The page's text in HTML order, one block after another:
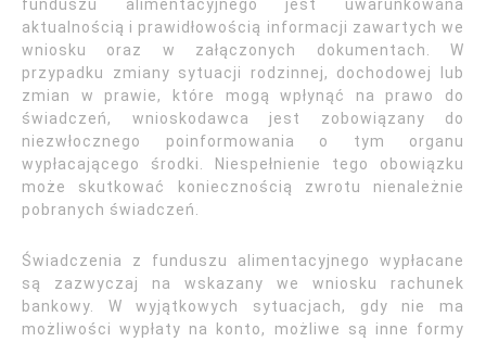
funduszu alimentacyjnego jest uwarunkowana
aktualnością i prawidłowością informacji zawartych we
wniosku oraz w załączonych dokumentach. W
przypadku zmiany sytuacji rodzinnej, dochodowej lub
zmian w prawie, które mogą wpłynąć na prawo do
świadczeń, wnioskodawca jest zobowiązany do
niezwłocznego poinformowania o tym organu
wypłacającego środki. Niespełnienie tego obowiązku
może skutkować koniecznością zwrotu nienależnie
pobranych świadczeń.
Świadczenia z funduszu alimentacyjnego wypłacane
są zazwyczaj na wskazany we wniosku rachunek
bankowy. W wyjątkowych sytuacjach, gdy nie ma
możliwości wypłaty na konto, możliwe są inne formy